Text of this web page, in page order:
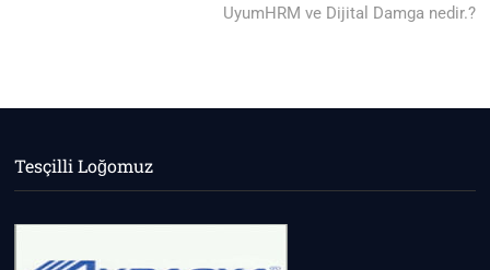
post:
UyumHRM ve Dijital Damga nedir.?
Tesçilli Loğomuz